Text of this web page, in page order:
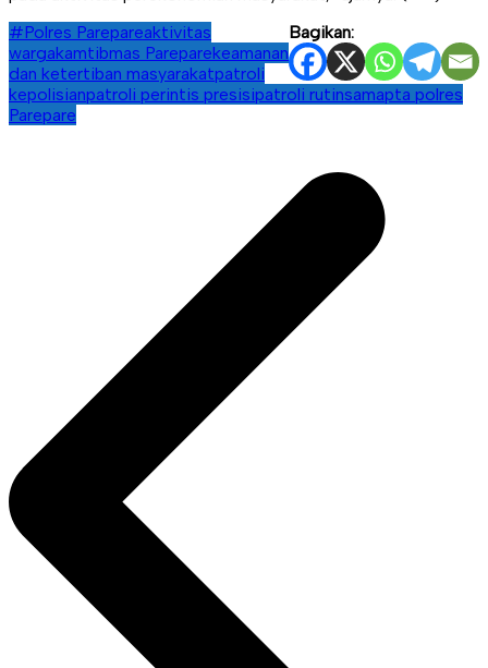
Bagikan:
#Polres Parepareaktivitas
wargakamtibmas Pareparekeamanan
dan ketertiban masyarakatpatroli
kepolisianpatroli perintis presisipatroli rutinsamapta polres
Parepare